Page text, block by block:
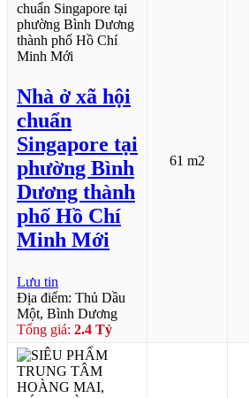
Nhà ở xã hội
chuẩn
Singapore tại
phường Bình
Dương thành
phố Hồ Chí
Minh Mới
Lưu tin
Địa điểm: Thủ Dầu
Một, Bình Dương
Tổng giá: 2.4 Tỷ
61 m2